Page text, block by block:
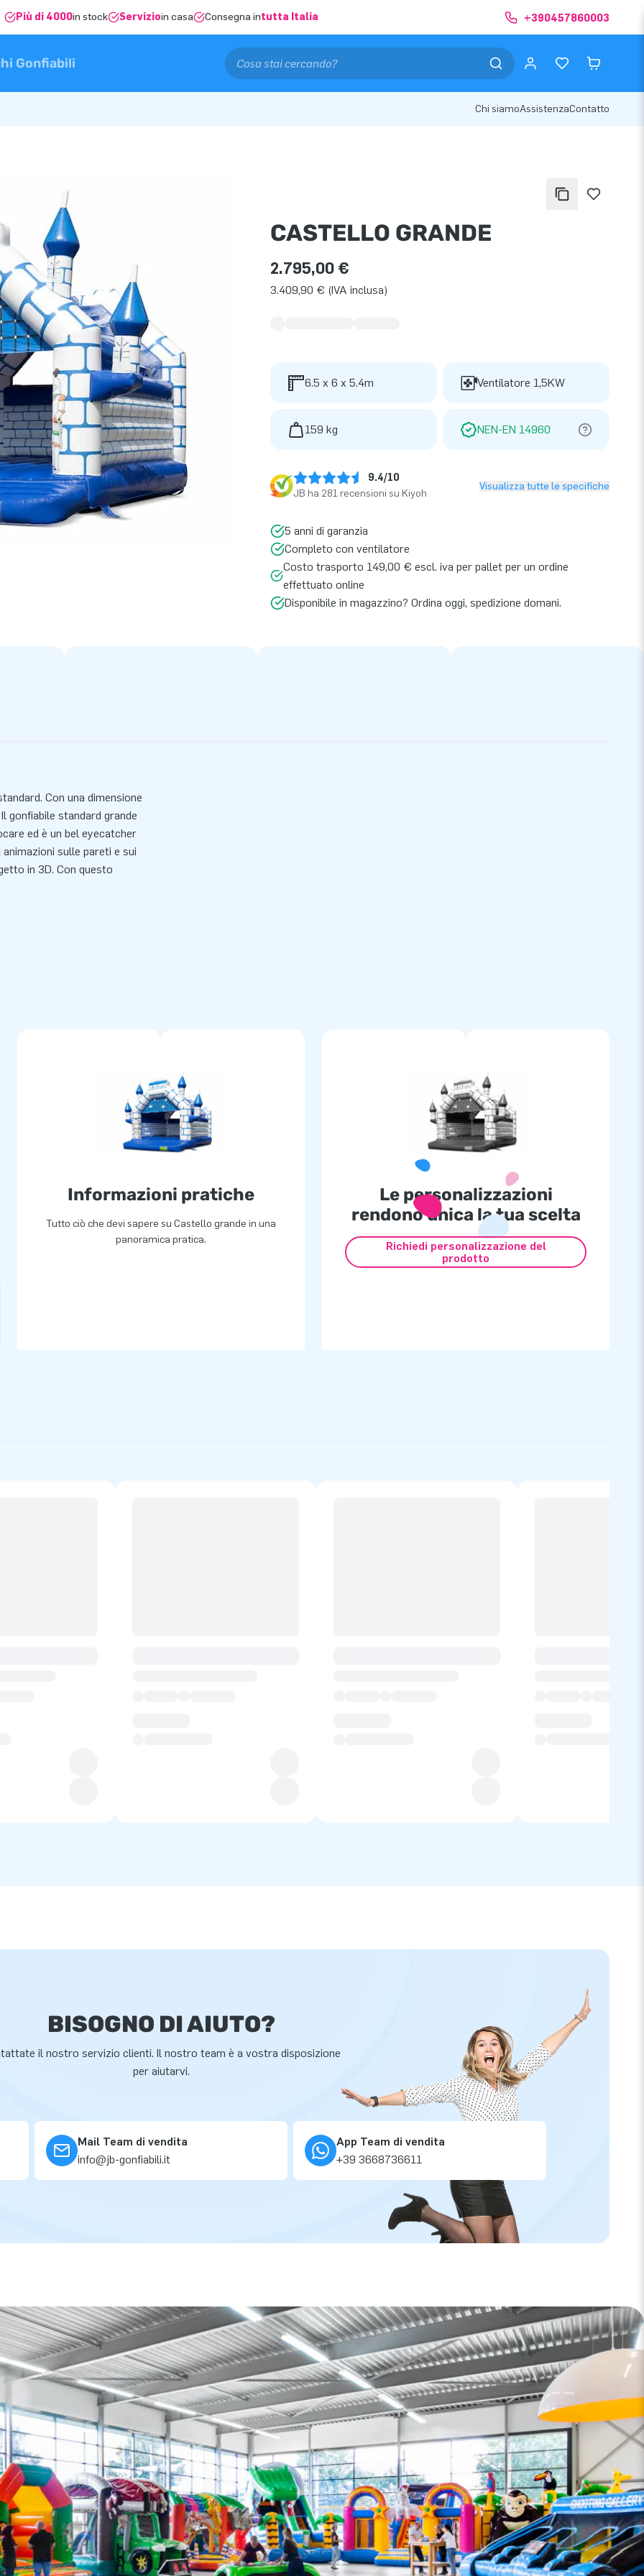
Più di 4000in stock Servizioin casa Consegna intutta Italia +390457860003
Gonfiabili
Chi siamoAssistenzaContatto
CASTELLO GRANDE
2.795,00 €
3.409,90 € (IVA inclusa)
6.5 x 6 x 5.4m Ventilatore 1,5KW
159 kg NEN-EN 14960
9.4/10
JB ha 281 recensioni su Kiyoh
Visualizza tutte le specifiche
5 anni di garanzia
Completo con ventilatore
Costo trasporto 149,00 € escl. iva per pallet per un ordine
effettuato online
Disponibile in magazzino? Ordina oggi, spedizione domani.
Con una dimensione
gonfiabile standard grande
ed è un bel eyecatcher
sulle pareti e sui
in 3D. Con questo
gonfiabile compatto è
materiale d' ancoraggio,
con questo prodotto fornisci
di persone in tutto il
forniscono attrazioni
e una consegna
Informazioni pratiche
Tutto ciò che devi sapere su Castello grande in una
panoramica pratica.
Le personalizzazioni
rendono unica la tua scelta
Richiedi personalizzazione del
prodotto
BISOGNO DI AIUTO?
il nostro servizio clienti. Il nostro team è a vostra disposizione
per aiutarvi.
Mail Team di vendita
info@jb-gonfiabili.it
App Team di vendita
+39 3668736611